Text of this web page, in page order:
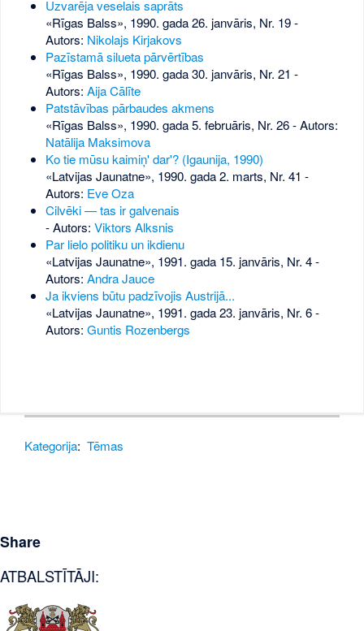
Uzvarēja veselais saprāts
«Rīgas Balss», 1990. gada 26. janvāris, Nr. 19-
Autors: Nikolajs Kirjakovs
Pazīstamā silueta pārvērtības
«Rīgas Balss», 1990. gada 30. janvāris, Nr. 21 -
Autors: Aija Cālīte
Patstāvības pārbaudes akmens
«Rīgas Balss», 1990. gada 5. februāris, Nr. 26- Autors:
Natālija Maksimova
Ko tie mūsu kaimiņ' dar'? (Igaunija, 1990)
«Latvijas Jaunatne», 1990. gada 2. marts, Nr. 41 -
Autors: Eve Oza
Cilvēki — tas ir galvenais
- Autors: Viktors Alksnis
Par lielo politiku un ikdienu
«Latvijas Jaunatne», 1991. gada 15. janvāris, Nr. 4-
Autors: Andra Jauce
Ja ikviens būtu padzīvojis Austrijā...
«Latvijas Jaunatne», 1991. gada 23. janvāris, Nr. 6-
Autors: Guntis Rozenbergs
Kategorija: Tēmas
Share
ATBALSTĪTĀJI: